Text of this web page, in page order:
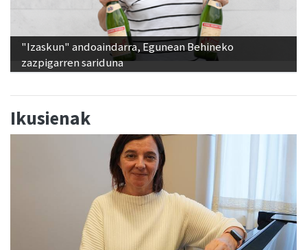
"Izaskun" andoaindarra, Egunean Behineko
zazpigarren sariduna
Ikusienak